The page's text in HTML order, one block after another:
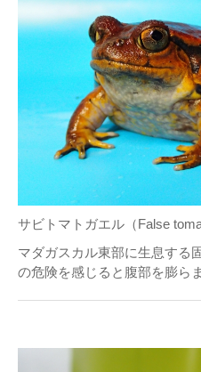
サビトマトガエル（False
マダガスカル東部に生息する
の危険を感じると腹部を膨ら